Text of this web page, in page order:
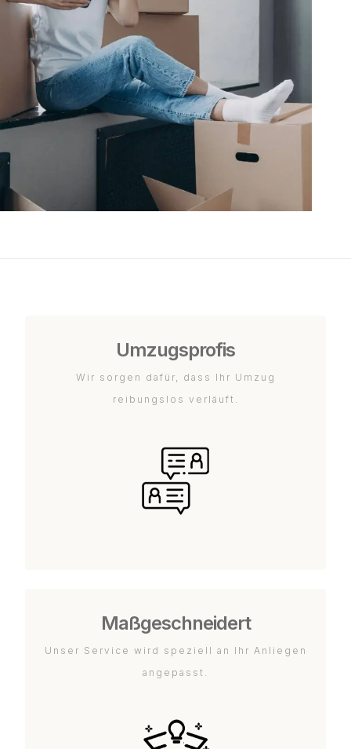
Umzugsprofis
Wir sorgen dafür, dass Ihr Umzug
reibungslos verläuft.
Maßgeschneidert
Unser Service wird speziell an Ihr Anliegen
angepasst.